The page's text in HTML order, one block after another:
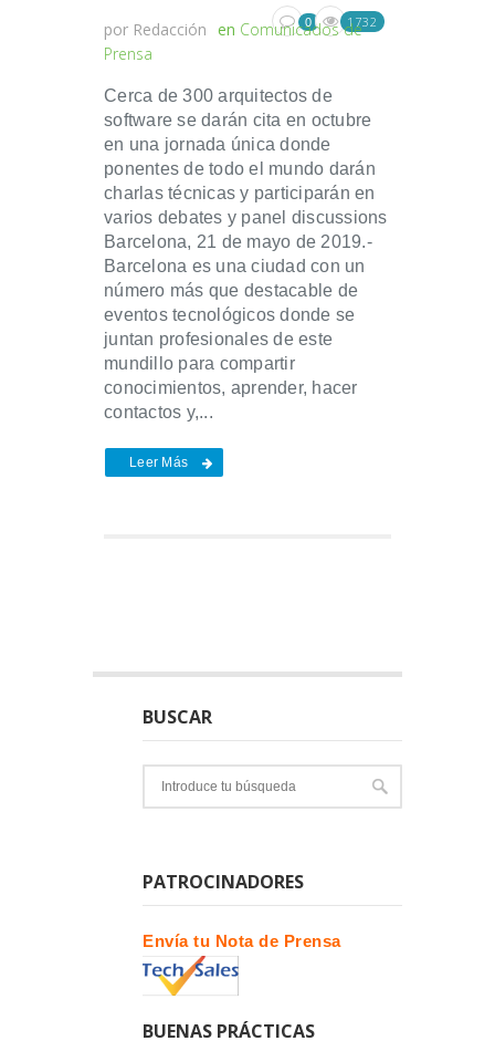
por Redacción en Comunicados de
Prensa
0 1732
Cerca de 300 arquitectos de
software se darán cita en octubre
en una jornada única donde
ponentes de todo el mundo darán
charlas técnicas y participarán en
varios debates y panel discussions
Barcelona, 21 de mayo de 2019.-
Barcelona es una ciudad con un
número más que destacable de
eventos tecnológicos donde se
juntan profesionales de este
mundillo para compartir
conocimientos, aprender, hacer
contactos y,...
Leer Más
BUSCAR
PATROCINADORES
Envía tu Nota de Prensa
BUENAS PRÁCTICAS